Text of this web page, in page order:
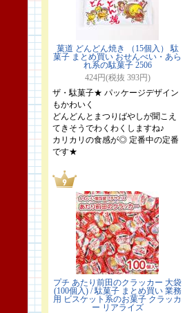
菓道 どんどん焼き （15個入） 駄
菓子 まとめ買い おせんべい・あら
れ系の駄菓子 2506
424円(税抜 393円)
ザ・駄菓子★ パッケージデザイン
もかわいく
どんどんとまつりばやしが聞こえ
てきそうでわくわくしますね♪
カリカリの食感が◎ 定番中の定番
です★
プチ あたり前田のクラッカー 大袋
(100個入) / 駄菓子 まとめ買い 業務
用 ビスケット系のお菓子 クラッカ
ー リアライズ